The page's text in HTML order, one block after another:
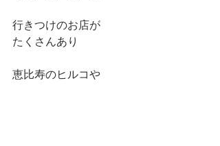
行きつけのお店が
たくさんあり
恵比寿のヒルコや